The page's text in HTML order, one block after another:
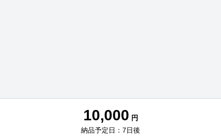
10,000 円
納品予定日：7日後